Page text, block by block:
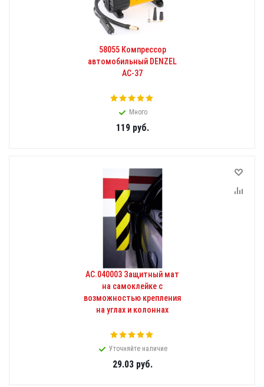
58055 Компрессор
автомобильный DENZEL
AC-37
Много
119руб.
АС.040003 Защитный мат
на самоклейке с
возможностью крепления
на углах и колоннах
Уточняйте наличие
29.03руб.